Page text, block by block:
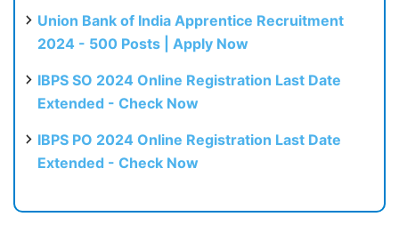
Union Bank of India Apprentice Recruitment
2024 - 500 Posts | Apply Now
IBPS SO 2024 Online Registration Last Date
Extended - Check Now
IBPS PO 2024 Online Registration Last Date
Extended - Check Now